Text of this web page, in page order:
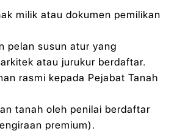
milik atau dokumen pemilikan
pelan susun atur yang
atau jurukur berdaftar.
rasmi kepada Pejabat Tanah
tanah oleh penilai berdaftar
premium).